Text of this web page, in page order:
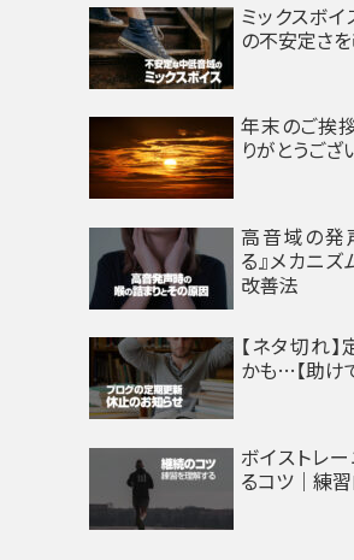
ミックスボ
の不安定さ
年末のご挨
りがとうござ
高音域の発
る』メカニ
改善法
【ネタ切れ
かも…【助け
ボイストレ
るコツ｜練